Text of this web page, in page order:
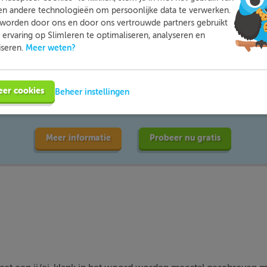
mee hebt. Zo ben je beter voorbereid en heb je nooit
Meer informatie Probeer nu gratis
andere technologieën om persoonlijke data te verwerken.
door ons en door ons vertrouwde partners gebruikt
op Slimleren te optimaliseren, analyseren en
Meer weten?
cookies Beheer instellingen